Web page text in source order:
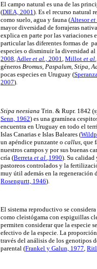
El campo natural es una de las
(DIEA, 2001). Es el recurso natural
como suelo, agua y fauna (Altesoret
mayor diversidad de forrajeras
explica en parte por las variaciones
particular las diferentes formas de
especies o disminuir la diversidad al
2008,Adleret al., 2001, Millot et
géneros Bromus, Paspalum, Stipa,
pocas especies en Uruguay (
2007).
Stipa neesiana Trin. & Rupr. 1842
Senn, 1962) es una gramínea
encuentra en Uruguay en todo el
Islas Canarias e Islas Baleares (
un apéndice punzante o callus ,
nuestros campos y por sus buenas
cría (Berreta et al. ,1990). Su calidad
pastoreos controlados y la
muy útil además en la regeneración
Rosengurtt, 1946).
El sistema reproductivo se
como cleistógama con espiguillas
permiten considerar que la especie
efectivo de la especie. La
través del análisis de los genotipos
parental (Frankel y Galun, 1977,